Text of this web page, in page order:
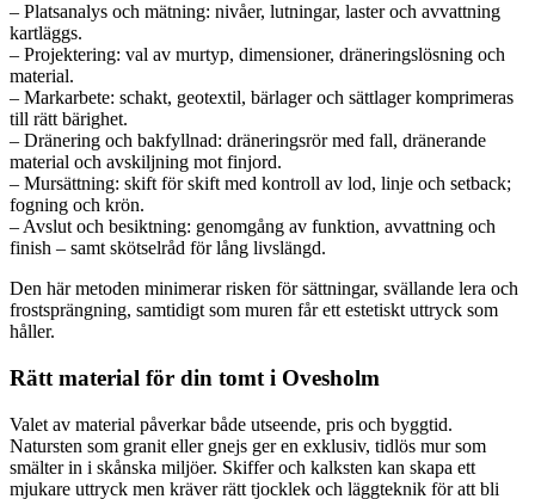
– Platsanalys och mätning: nivåer, lutningar, laster och avvattning
kartläggs.
– Projektering: val av murtyp, dimensioner, dräneringslösning och
material.
– Markarbete: schakt, geotextil, bärlager och sättlager komprimeras
till rätt bärighet.
– Dränering och bakfyllnad: dräneringsrör med fall, dränerande
material och avskiljning mot finjord.
– Mursättning: skift för skift med kontroll av lod, linje och setback;
fogning och krön.
– Avslut och besiktning: genomgång av funktion, avvattning och
finish – samt skötselråd för lång livslängd.
Den här metoden minimerar risken för sättningar, svällande lera och
frostsprängning, samtidigt som muren får ett estetiskt uttryck som
håller.
Rätt material för din tomt i Ovesholm
Valet av material påverkar både utseende, pris och byggtid.
Natursten som granit eller gnejs ger en exklusiv, tidlös mur som
smälter in i skånska miljöer. Skiffer och kalksten kan skapa ett
mjukare uttryck men kräver rätt tjocklek och läggteknik för att bli